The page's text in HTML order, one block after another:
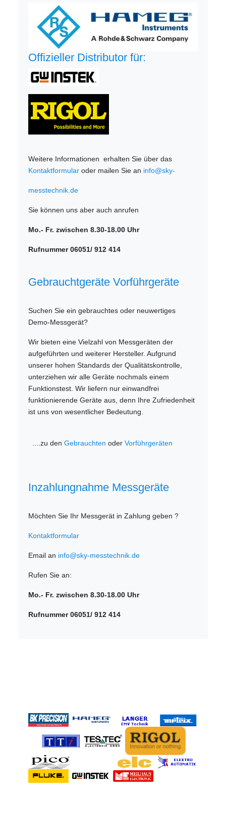
Offizieller Distributor für:
Weitere Informationen erhalten Sie über das
Kontaktformular oder mailen Sie an info@sky-
messtechnik.de
Sie können uns aber auch anrufen
Mo.- Fr. zwischen 8.30-18.00 Uhr
Rufnummer 06051/ 912 414
Gebrauchtgeräte Vorführgeräte
Suchen Sie ein gebrauchtes oder neuwertiges
Demo-Messgerät?
Wir bieten eine Vielzahl von Messgeräten der
aufgeführten und weiterer Hersteller. Aufgrund
unserer hohen Standards der Qualitätskontrolle,
unterziehen wir alle Geräte nochmals einem
Funktionstest. Wir liefern nur einwandfrei
funktionierende Geräte aus, denn Ihre Zufriedenheit
ist uns von wesentlicher Bedeutung.
....zu denGebrauchten oderVorführgeräten
Inzahlungnahme Messgeräte
Möchten Sie Ihr Messgerät in Zahlung geben ?
Kontaktformular
Email an info@sky-messtechnik.de
Rufen Sie an:
Mo.- Fr. zwischen 8.30-18.00 Uhr
Rufnummer 06051/ 912 414